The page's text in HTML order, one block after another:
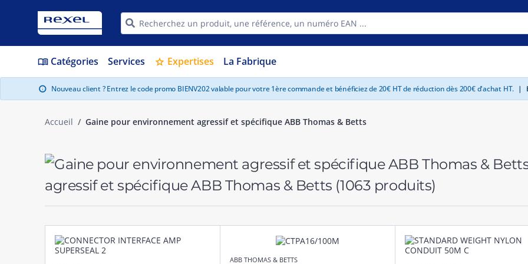
menu_book Catégories Services star Expertises La Fabrique
info Nouveau client ? Entrez le code promo BIENV202 valable pour votre 1ère commande et bénéficiez de 20€ HT de réduction dès 200€ d'achat HT. |
Accueil Gaine pour environnement agressif et spécifique ABB Thomas & Betts
agressif et spécifique ABB Thomas & Betts (1063 produits)
ABB THOMAS & BETTS